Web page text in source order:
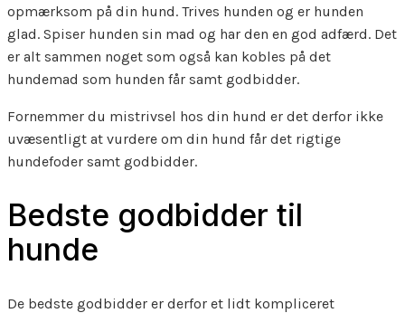
opmærksom på din hund. Trives hunden og er hunden
glad. Spiser hunden sin mad og har den en god adfærd. Det
er alt sammen noget som også kan kobles på det
hundemad som hunden får samt godbidder.
Fornemmer du mistrivsel hos din hund er det derfor ikke
uvæsentligt at vurdere om din hund får det rigtige
hundefoder samt godbidder.
Bedste godbidder til
hunde
De bedste godbidder er derfor et lidt kompliceret